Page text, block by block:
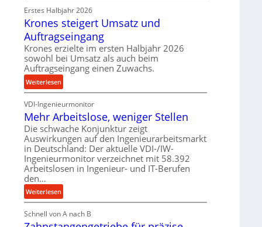
o
z
e
s
t
r
i
e
b
u
n
d
H
y
d
r
a
u
i
k
i
V
r
ä
i
s
e
u
n
a
n
g
l
e
g
e
Erstes Halbjahr 2026
Krones steigert Umsatz und
Auftragseingang
Krones erzielte im ersten Halbjahr 2026
sowohl bei Umsatz als auch beim
Auftragseingang einen Zuwachs.
Weiterlesen:
K
r
o
n
e
s
s
t
i
g
e
VDI-Ingenieurmonitor
Mehr Arbeitslose, weniger Stellen
Die schwache Konjunktur zeigt
Auswirkungen auf den Ingenieurarbeitsmarkt
in Deutschland: Der aktuelle VDI-/IW-
Ingenieurmonitor verzeichnet mit 58.392
Arbeitslosen in Ingenieur- und IT-Berufen
den…
Weiterlesen:
M
e
h
Schnell von A nach B